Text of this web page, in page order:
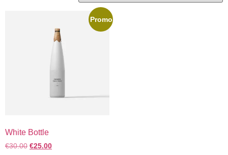
Promo !
White Bottle
€30.00 €25.00